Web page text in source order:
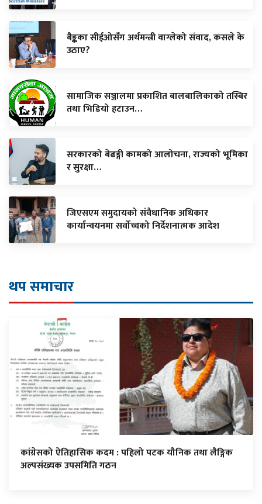
बैङ्कका सीईओसँग अर्थमन्त्री वाग्लेको संवाद, कसले के
उठाए?
सामाजिक सञ्जालमा प्रकाशित बालबालिकाको तस्बिर
तथा भिडियो हटाउन…
सरकारको बेढङ्गी कामको आलोचना, राज्यको भूमिका
र सुरक्षा…
जिएसएम समुदायको संवैधानिक अधिकार
कार्यान्वयनमा सर्वोच्चको निर्देशनात्मक आदेश
थप समाचार
कांग्रेसको ऐतिहासिक कदम : पहिलो पटक यौनिक तथा लैङ्गिक
अल्पसंख्यक उपसमिति गठन